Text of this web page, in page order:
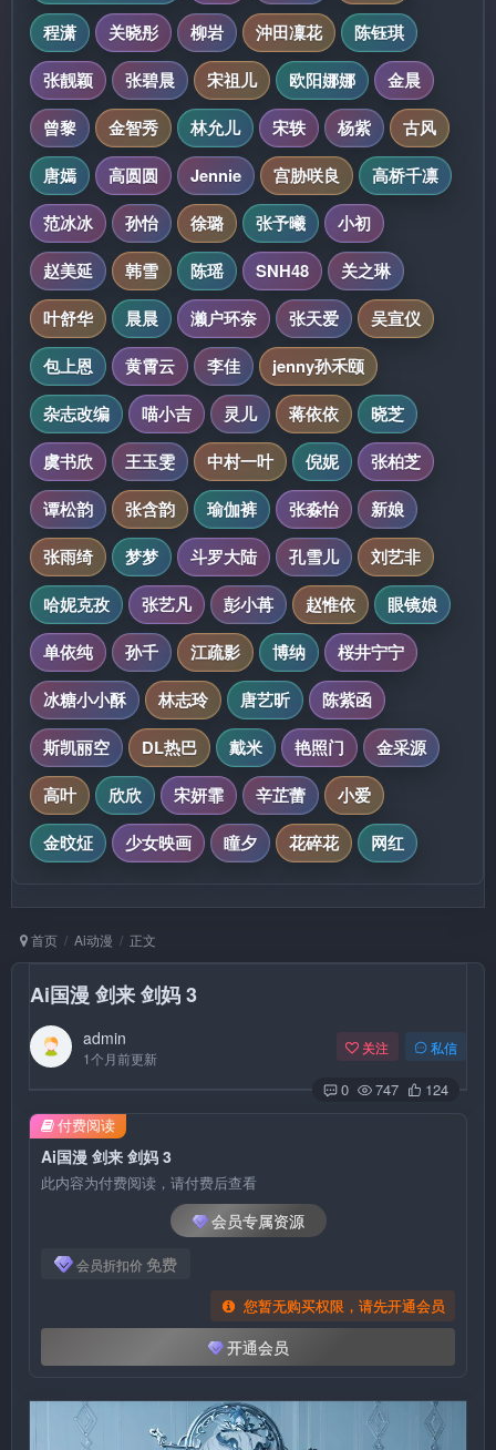
程潇
关晓彤 柳岩 沖田凜花
陈钰琪
张靓颖
张碧晨 宋祖儿 欧阳娜娜
金晨
曾黎
金智秀 林允儿 宋轶 杨紫
古风
唐嫣
高圆圆 Jennie 宫胁咲良
高桥千凛
范冰冰
孙怡 徐璐 张予曦
小初
赵美延
韩雪 陈瑶 SNH48
关之琳
叶舒华
晨晨 濑户环奈 张天爱
吴宣仪
包上恩
黄霄云 李佳
jenny孙禾颐
杂志改编
喵小吉 灵儿 蒋依依
晓芝
虞书欣
王玉雯 中村一叶 倪妮
张柏芝
谭松韵
张含韵 瑜伽裤 张淼怡
新娘
张雨绮
梦梦 斗罗大陆 孔雪儿
刘艺非
哈妮克孜
张艺凡 彭小苒 赵惟依
眼镜娘
单依纯
孙千 江疏影 博纳
桜井宁宁
冰糖小小酥
林志玲 唐艺昕
陈紫函
斯凯丽空
DL热巴 戴米 艳照门
金采源
高叶
欣欣 宋妍霏 辛芷蕾
小爱
金旼炡
少女映画 瞳夕 花碎花 网红
首页 Ai动漫 正文
Ai国漫 剑来 剑妈 3
admin
1个月前更新
关注 私信
0 747 124
Ai国漫 剑来 剑妈 3
此内容为付费阅读，请付费后查看
会员专属资源
会员折扣价 免费
您暂无购买权限，请先开通会员
开通会员
付费阅读